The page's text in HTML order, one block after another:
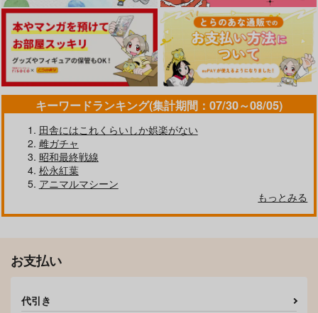
キーワードランキング(集計期間：07/30～08/05)
田舎にはこれくらいしか娯楽がない
雌ガチャ
昭和最終戦線
松永紅葉
アニマルマシーン
もっとみる
お支払い
代引き